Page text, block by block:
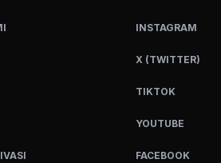
INSTAGRAM
X (TWITTER)
TIKTOK
YOUTUBE
FACEBOOK